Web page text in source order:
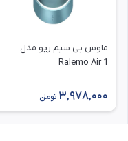
ماوس بی سیم رپو مدل
Ralemo Air 1
3,978,000 تومان